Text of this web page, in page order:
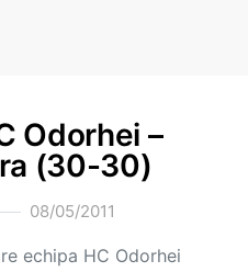
Odorhei –
(30-30)
08/05/2011
echipa HC Odorhei